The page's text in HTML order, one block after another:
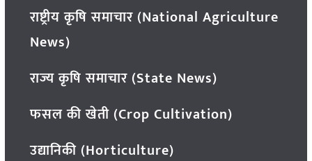
राष्ट्रीय कृषि समाचार (National Agriculture
News)
राज्य कृषि समाचार (State News)
फसल की खेती (Crop Cultivation)
उद्यानिकी (Horticulture)